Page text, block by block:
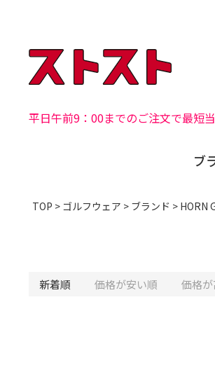
平日午前9：00までのご注文で最短
ブ
TOP > ゴルフウェア > ブランド > HORN
新着順 価格が安い順 価格